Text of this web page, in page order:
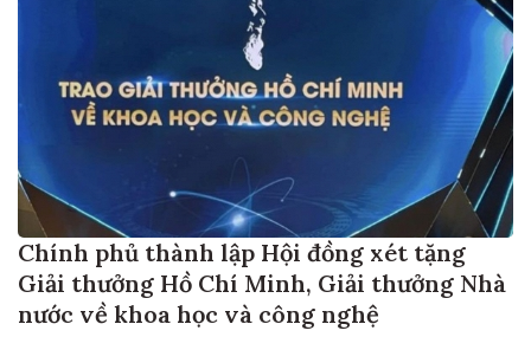
Chính phủ thành lập Hội đồng xét tặng
Giải thưởng Hồ Chí Minh, Giải thưởng Nhà
nước về khoa học và công nghệ